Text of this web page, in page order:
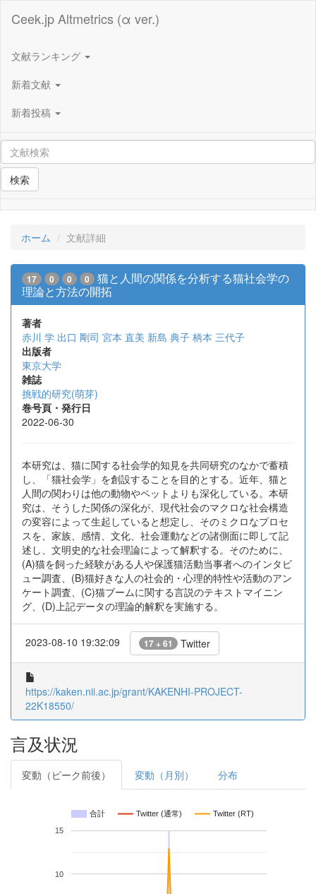
Ceek.jp Altmetrics (α ver.)
文献ランキング
新着文献
新着投稿
検索
ホーム 文献詳細
17 0 0 0
猫と人間の関係を分析する猫社会学の
理論と方法の開拓
著者
赤川 学 出口 剛司 宮本 直美 新島 典子 柄本 三代子
出版者
東京大学
雑誌
挑戦的研究(萌芽)
巻号頁・発行日
2022-06-30
本研究は、猫に関する社会学的知見を共同研究のなかで蓄積
し、「猫社会学」を創設することを目的とする。近年、猫と
人間の関わりは他の動物やペットよりも深化している。本研
究は、そうした関係の深化が、現代社会のマクロな社会構造
の変容によって生起していると想定し、そのミクロなプロセ
スを、家族、感情、文化、社会運動などの諸側面に即して記
述し、文明史的な社会理論によって解釈する。そのために、
(A)猫を飼った経験がある人や保護猫活動当事者へのインタビ
ュー調査、(B)猫好きな人の社会的・心理的特性や活動のアン
ケート調査、(C)猫ブームに関する言説のテキストマイニン
グ、(D)上記データの理論的解釈を実施する。
2023-08-10 19:32:09 17 + 61 Twitter
https://kaken.nii.ac.jp/grant/KAKENHI-PROJECT-
22K18550/
言及状況
変動（ピーク前後） 変動（月別） 分布
合計 Twitter (通常) Twitter (RT)
10
15